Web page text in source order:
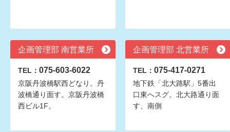
企画管理部 南営業所
TEL： 075-603-6022
京阪丹波橋駅西どなり。丹
波橋通り面す。京阪丹波橋
西ビル1F。
企画管理部 北営業所
TEL： 075-417-0271
地下鉄「北大路駅」5番出
口東へスグ。北大路通り面
す、南側